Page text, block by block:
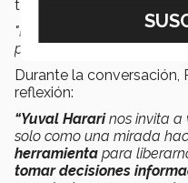
tenemos descuidados y
"Las habilidades sociales
para el futuro a largo
Durante la conversación,
reflexión:
“Yuval Hararinos invita a
solo como una mirada
herramienta para
tomar decisiones